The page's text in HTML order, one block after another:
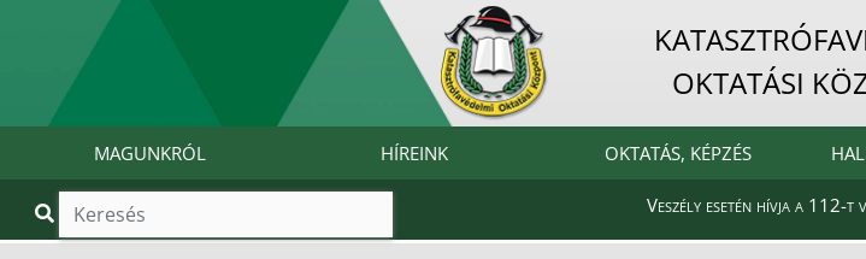
OKTATÁSI
MAGUNKRÓL HÍREINK OKTATÁS, KÉPZÉS
Veszély esetén hívja a 112-t